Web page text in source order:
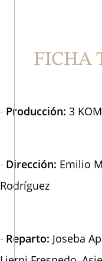
FICHA
Producción: 3
Dirección: Emilio
Rodríguez
Reparto: Joseba